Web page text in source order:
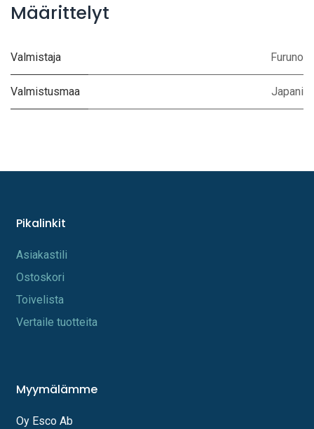
Määrittelyt
Valmistaja Furuno
Valmistusmaa Japani
Pikalinkit
A​s​iakastili
Os​toskori
Toi​velista
Vertaile tuotteita
Myymälämme
Oy Esco Ab